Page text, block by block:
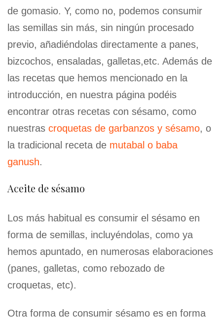
de gomasio. Y, como no, podemos consumir
las semillas sin más, sin ningún procesado
previo, añadiéndolas directamente a panes,
bizcochos, ensaladas, galletas,etc. Además de
las recetas que hemos mencionado en la
introducción, en nuestra página podéis
encontrar otras recetas con sésamo, como
nuestras croquetas de garbanzos y sésamo, o
la tradicional receta de mutabal o baba
ganush.
Aceite de sésamo
Los más habitual es consumir el sésamo en
forma de semillas, incluyéndolas, como ya
hemos apuntado, en numerosas elaboraciones
(panes, galletas, como rebozado de
croquetas, etc).
Otra forma de consumir sésamo es en forma